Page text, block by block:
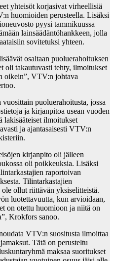
yhteisöt korjasivat virheellisiä
huomioiden perusteella. Lisäksi
pyysi tammikuussa
lainsäädäntöhankkeen, jolla
sovitetuksi yhteen.
osaltaan puoluerahoituksen
oli takautuvasti tehty, ilmoitukset
oikein”, VTV:n johtava
puoluerahoitusta, jossa
ja kirjanpitoa usean vuoden
lakisääteiset ilmoitukset
ja ajantasaisesti VTV:n
kirjanpito oli jälleen
oli poikkeuksia. Lisäksi
raportoivan
Tilintarkastajien
ollut riittävän yksiselitteistä.
luotettavuutta, kun arvioidaan,
on otettu huomioon ja niitä on
Krokfors sanoo.
VTV:n suositusta ilmoittaa
Tätä on perusteltu
maksaa suoritukset